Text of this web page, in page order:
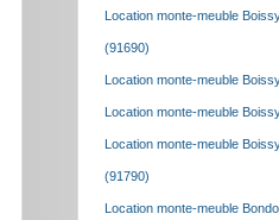
Location monte-meuble
(91690)
Location monte-meuble
Location monte-meuble
Location monte-meuble
(91790)
Location monte-meuble